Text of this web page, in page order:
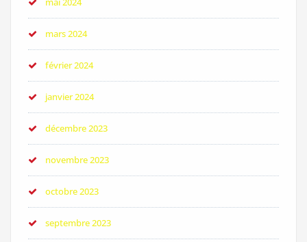
mars 2024
février 2024
janvier 2024
décembre 2023
novembre 2023
octobre 2023
septembre 2023